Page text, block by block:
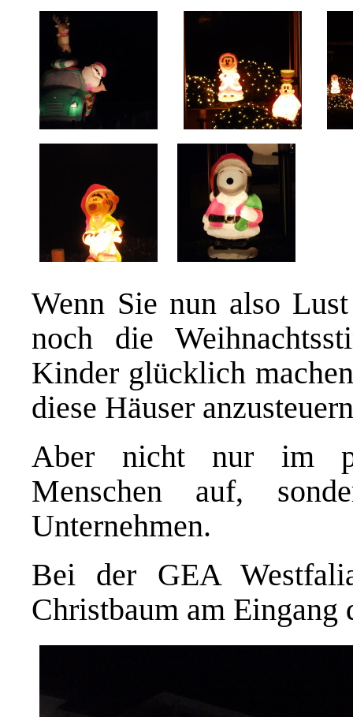
Wenn Sie nun also
noch die
Kinder glücklich
diese Häuser
Aber nicht nur im
Menschen auf,
Unternehmen.
Bei der GEA
Christbaum am Eingang